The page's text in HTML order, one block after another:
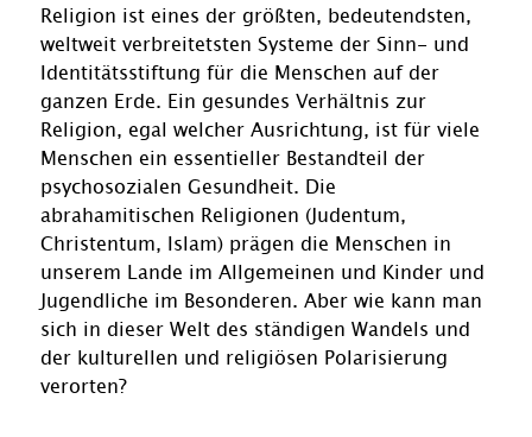
Religion ist eines der größten, bedeutendsten,
weltweit verbreitetsten Systeme der Sinn- und
Identitätsstiftung für die Menschen auf der
ganzen Erde. Ein gesundes Verhältnis zur
Religion, egal welcher Ausrichtung, ist für viele
Menschen ein essentieller Bestandteil der
psychosozialen Gesundheit. Die
abrahamitischen Religionen (Judentum,
Christentum, Islam) prägen die Menschen in
unserem Lande im Allgemeinen und Kinder und
Jugendliche im Besonderen. Aber wie kann man
sich in dieser Welt des ständigen Wandels und
der kulturellen und religiösen Polarisierung
verorten?